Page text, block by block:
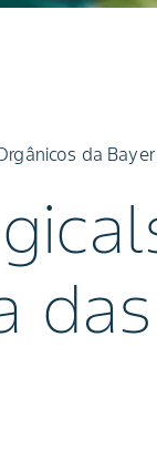
da Bayer
das